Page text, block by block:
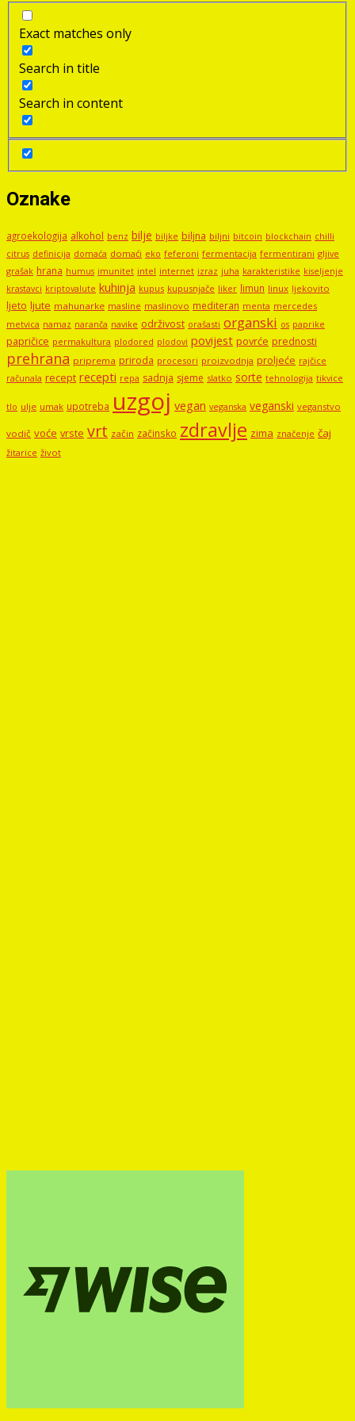
Exact matches only
Search in title
Search in content
Oznake
agroekologija alkohol benz bilje biljke biljna biljni bitcoin blockchain chilli
citrus definicija domaća domaći eko feferoni fermentacija fermentirani gljive
grašak hrana humus imunitet intel internet izraz juha karakteristike kiseljenje
krastavci kriptovalute kuhinja kupus kupusnjače liker limun linux ljekovito
ljeto ljute mahunarke masline maslinovo mediteran menta mercedes
metvica namaz naranča navike održivost orašasti organski os paprike
papričice permakultura plodored plodovi povijest povrće prednosti
prehrana priprema priroda procesori proizvodnja proljeće rajčice
računala recept recepti repa sadnja sjeme slatko sorte tehnologija tikvice
tlo ulje umak upotreba uzgoj vegan veganska veganski veganstvo
vodič voće vrste vrt začin začinsko zdravlje zima značenje čaj
žitarice život